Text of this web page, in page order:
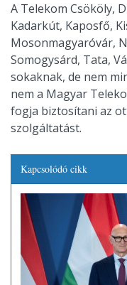
A Telekom Csököly,
Kadarkút, Kaposfő,
Mosonmagyaróvár,
Somogysárd, Tata,
sokaknak, de nem
nem a Magyar
fogja biztosítani az
szolgáltatást.
Kapcsolódó cikk